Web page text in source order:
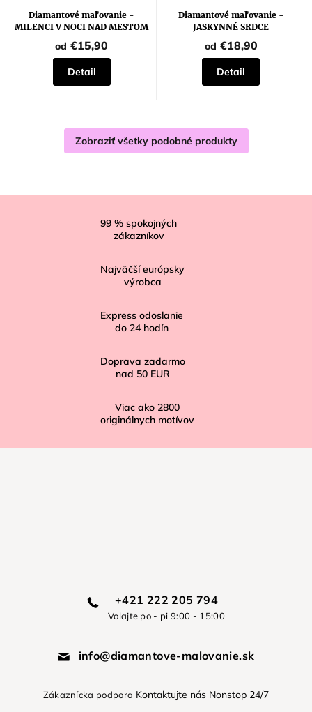
Diamantové maľovanie -
MILENCI V NOCI NAD MESTOM
od €15,90
Detail
Diamantové maľovanie -
JASKYNNÉ SRDCE
od €18,90
Detail
Zobraziť všetky podobné produkty
99 % spokojných
zákazníkov
Najväčší európsky
výrobca
Express odoslanie
do 24 hodín
Doprava zadarmo
nad 50 EUR
Viac ako 2800
originálnych motívov
+421 222 205 794
Volajte po - pi 9:00 - 15:00
info@diamantove-malovanie.sk
Zákaznícka podpora Kontaktujte nás Nonstop 24/7